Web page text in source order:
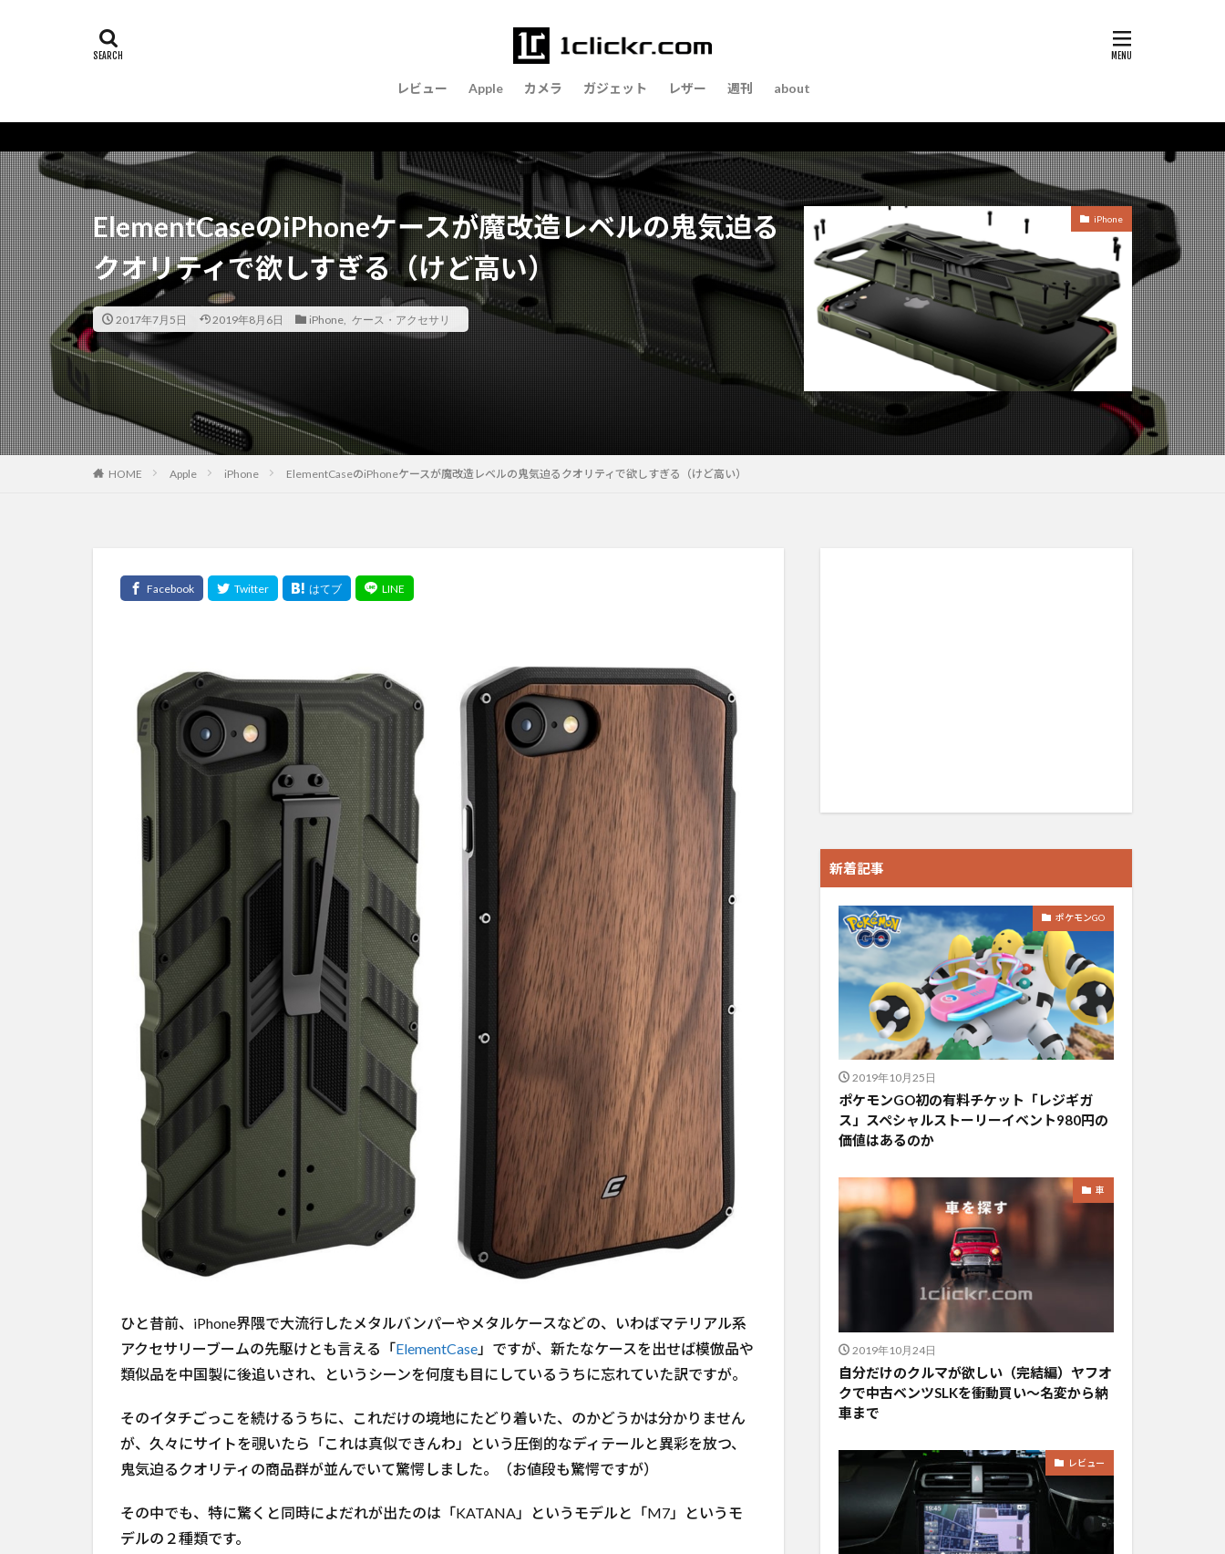
レビュー Apple カメラ ガジェット レザー 週刊 about
ElementCaseのiPhoneケースが魔改造レベルの鬼気迫る
クオリティで欲しすぎる（けど高い）
2017年7月5日 2019年8月6日 iPhone, ケース・アクセサリ
iPhone
HOME Apple iPhone ElementCaseのiPhoneケースが魔改造レベルの鬼気迫るクオリティで欲しすぎる（けど高い）
ひと昔前、iPhone界隈で大流行したメタルバンパーやメタルケースなどの、いわばマテリアル系
アクセサリーブームの先駆けとも言える「ElementCase 」ですが、新たなケースを出せば模倣品や
類似品を中国製に後追いされ、というシーンを何度も目にしているうちに忘れていた訳ですが。
そのイタチごっこを続けるうちに、これだけの境地にたどり着いた、のかどうかは分かりません
が、久々にサイトを覗いたら「これは真似できんわ」という圧倒的なディテールと異彩を放つ、
鬼気迫るクオリティの商品群が並んでいて驚愕しました。（お値段も驚愕ですが）
その中でも、特に驚くと同時によだれが出たのは「KATANA」というモデルと「M7」というモ
デルの２種類です。
新着記事
ポケモンGO
2019年10月25日
ポケモンGO初の有料チケット「レジギガ
ス」スペシャルストーリーイベント980円の
価値はあるのか
車
2019年10月24日
自分だけのクルマが欲しい（完結編）ヤフオ
クで中古ベンツSLKを衝動買い〜名変から納
車まで
レビュー